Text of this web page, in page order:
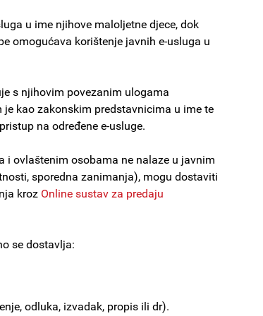
u ime njihove maloljetne djece, dok
omogućava korištenje javnih e-usluga u
s njihovim povezanim ulogama
kao zakonskim predstavnicima u ime te
na određene e-usluge.
i ovlaštenim osobama ne nalaze u javnim
sporedna zanimanja), mogu dostaviti
kroz Online sustav za predaju
se dostavlja:
odluka, izvadak, propis ili dr).